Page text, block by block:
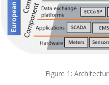
Figure 1: